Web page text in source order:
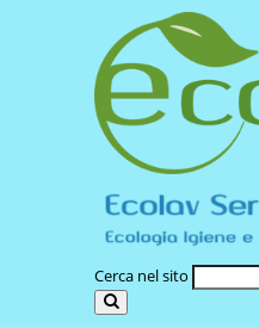
Cerca nel sito